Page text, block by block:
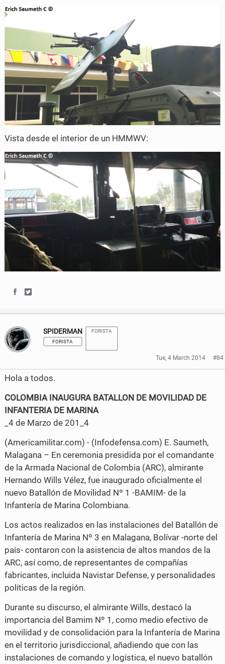
Vista desde el interior de un HMMWV:
a
r
e
n
F
a
c
b
o
o
a
r
e
n
T
w
i
t
e
r
SPIDERMAN
FORISTA
FORISTA
Tue, 4 March 2014 #84
Hola a todos.
COLOMBIA INAUGURA BATALLON DE MOVILIDAD DE
INFANTERIA DE MARINA
_4 de Marzo de 201_4
(Americamilitar.com) - (Infodefensa.com) E. Saumeth,
Malagana – En ceremonia presidida por el comandante
de la Armada Nacional de Colombia (ARC), almirante
Hernando Wills Vélez, fue inaugurado oficialmente el
nuevo Batallón de Movilidad Nº 1 -BAMIM- de la
Infantería de Marina Colombiana.
Los actos realizados en las instalaciones del Batallón de
Infantería de Marina Nº 3 en Malagana, Bolívar -norte del
país- contaron con la asistencia de altos mandos de la
ARC, así como, de representantes de compañías
fabricantes, incluida Navistar Defense, y personalidades
políticas de la región.
Durante su discurso, el almirante Wills, destacó la
importancia del Bamim Nº 1, como medio efectivo de
movilidad y de consolidación para la Infantería de Marina
en el territorio jurisdiccional, añadiendo que con las
instalaciones de comando y logística, el nuevo batallón